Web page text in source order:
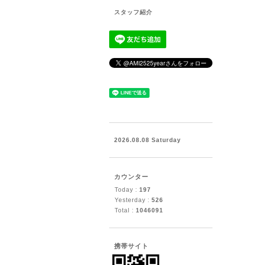
スタッフ紹介
2026.08.08 Saturday
カウンター
Today : 197
Yesterday : 526
Total : 1046091
携帯サイト